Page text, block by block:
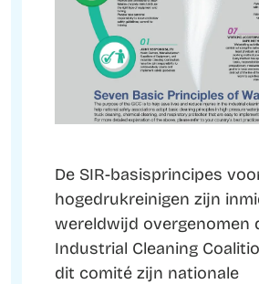
De SIR-basisprincipes
hogedrukreinigen zijn
wereldwijd overgenomen
Industrial Cleaning
dit comité zijn nationale